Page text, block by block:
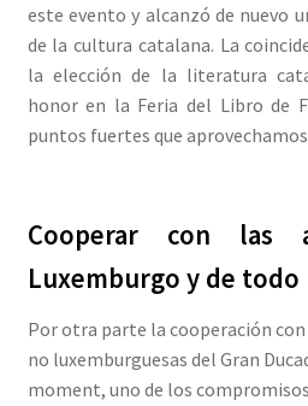
este evento y alcanzó de nuevo
de la cultura catalana. La
la elección de la literatura
honor en la Feria del Libro de
puntos fuertes que
Cooperar con las
Luxemburgo y de todo
Por otra parte la cooperación
no luxemburguesas del Gran
moment, uno de los